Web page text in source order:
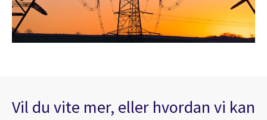
Vil du vite mer, eller hvordan vi kan